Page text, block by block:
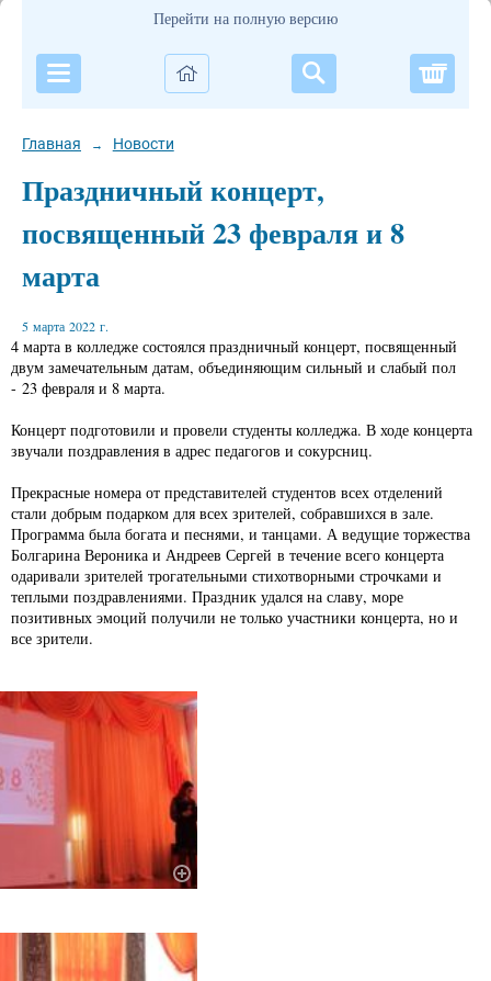
Перейти на полную версию
Главная → Новости
Праздничный концерт,
посвященный 23 февраля и 8
марта
5 марта 2022 г.
4 марта в колледже состоялся праздничный концерт, посвященный
двум замечательным датам, объединяющим сильный и слабый пол
- 23 февраля и 8 марта.
Концерт подготовили и провели студенты колледжа. В ходе концерта
звучали поздравления в адрес педагогов и сокурсниц.
Прекрасные номера от представителей студентов всех отделений
стали добрым подарком для всех зрителей, собравшихся в зале.
Программа была богата и песнями, и танцами. А ведущие торжества
Болгарина Вероника и Андреев Сергей в течение всего концерта
одаривали зрителей трогательными стихотворными строчками и
теплыми поздравлениями. Праздник удался на славу, море
позитивных эмоций получили не только участники концерта, но и
все зрители.